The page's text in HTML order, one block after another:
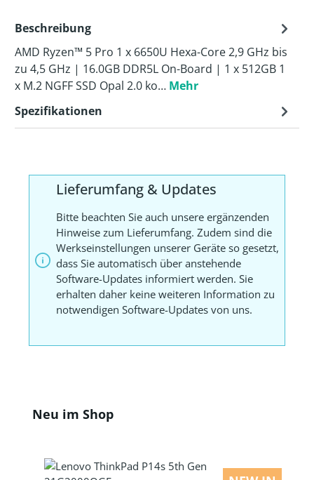
Beschreibung
AMD Ryzen™ 5 Pro 1 x 6650U Hexa-Core 2,9 GHz bis
zu 4,5 GHz | 16.0GB DDR5L On-Board | 1 x 512GB 1
x M.2 NGFF SSD Opal 2.0 ko… Mehr
Spezifikationen
Lieferumfang & Updates
Bitte beachten Sie auch unsere ergänzenden
Hinweise zum Lieferumfang. Zudem sind die
Werkseinstellungen unserer Geräte so gesetzt,
dass Sie automatisch über anstehende
Software-Updates informiert werden. Sie
erhalten daher keine weiteren Information zu
notwendigen Software-Updates von uns.
Produktgalerie überspringen
Neu im Shop